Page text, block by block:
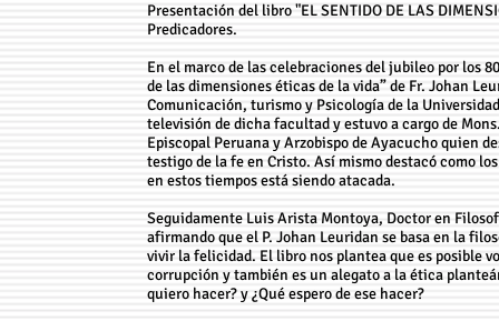
Presentación del libro "EL SENTIDO DE LAS
Predicadores.
En el marco de las celebraciones del jubileo por los
de las dimensiones éticas de la vida” de Fr. Johan
Comunicación, turismo y Psicología de la
televisión de dicha facultad y estuvo a cargo de
Episcopal Peruana y Arzobispo de Ayacucho quien
testigo de la fe en Cristo. Así mismo destacó como
en estos tiempos está siendo atacada.
Seguidamente Luis Arista Montoya, Doctor en
afirmando que el P. Johan Leuridan se basa en la
vivir la felicidad. El libro nos plantea que es posible
corrupción y también es un alegato a la ética
quiero hacer? y ¿Qué espero de ese hacer?